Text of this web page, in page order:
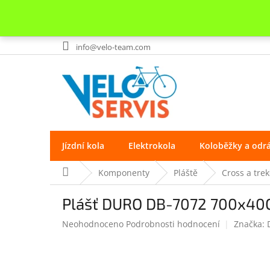
Přejít
na
info@velo-team.com
Jízdní kola Elektrokola Koloběžky a
Domů Komponenty Pláště Cross a
Plášť DURO DB-7072
Průměrné
Neohodnoceno Podrobnosti hodnocení Značka: